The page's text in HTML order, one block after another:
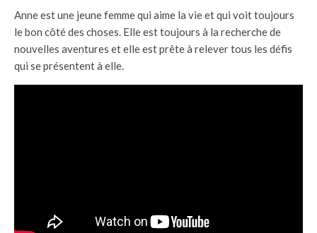
Anne est une jeune femme qui aime la vie et qui voit toujours
le bon côté des choses. Elle est toujours à la recherche de
nouvelles aventures et elle est prête à relever tous les défis
qui se présentent à elle.